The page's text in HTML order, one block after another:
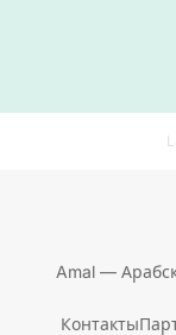
Amal —
Контакты